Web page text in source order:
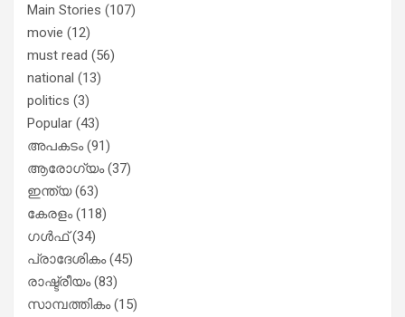
Main Stories (107)
movie (12)
must read (56)
national (13)
politics (3)
Popular (43)
അപകടം(91)
ആരോഗ്യം(37)
ഇന്ത്യ(63)
കേരളം(118)
ഗൾഫ്(34)
പ്രാദേശികം(45)
രാഷ്ട്രീയം(83)
സാമ്പത്തികം(15)